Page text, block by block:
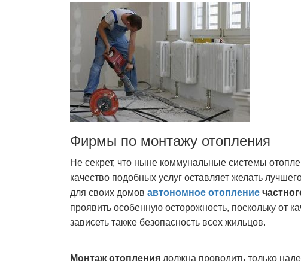
Фирмы по монтажу отопления
Не секрет, что ныне коммунальные системы
качество подобных услуг оставляет желать
для своих домов автономное отопление
проявить особенную осторожность, поскольку от
зависеть также безопасность всех жильцов.
Монтаж отопления должна проводить только